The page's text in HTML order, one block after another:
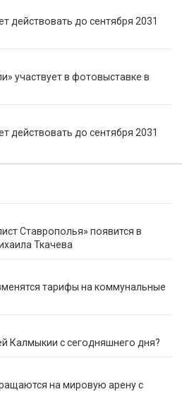
действовать до сентября 2031
участвует в фотовыставке в
действовать до сентября 2031
Ставрополья» появится в
Ткачева
тарифы на коммунальные
Калмыкии с сегодняшнего дня?
на мировую арену с